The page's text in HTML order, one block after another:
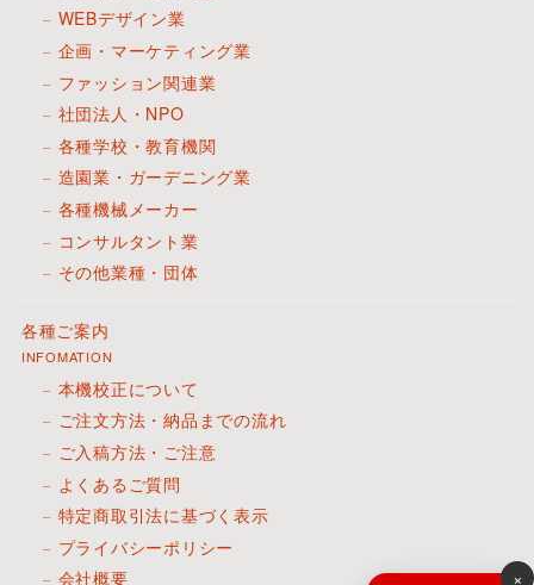
WEBデザイン業
企画・マーケティング業
ファッション関連業
社団法人・NPO
各種学校・教育機関
造園業・ガーデニング業
各種機械メーカー
コンサルタント業
その他業種・団体
各種ご案内
INFOMATION
本機校正について
ご注文方法・納品までの流れ
ご入稿方法・ご注意
よくあるご質問
特定商取引法に基づく表示
プライバシーポリシー
会社概要
×